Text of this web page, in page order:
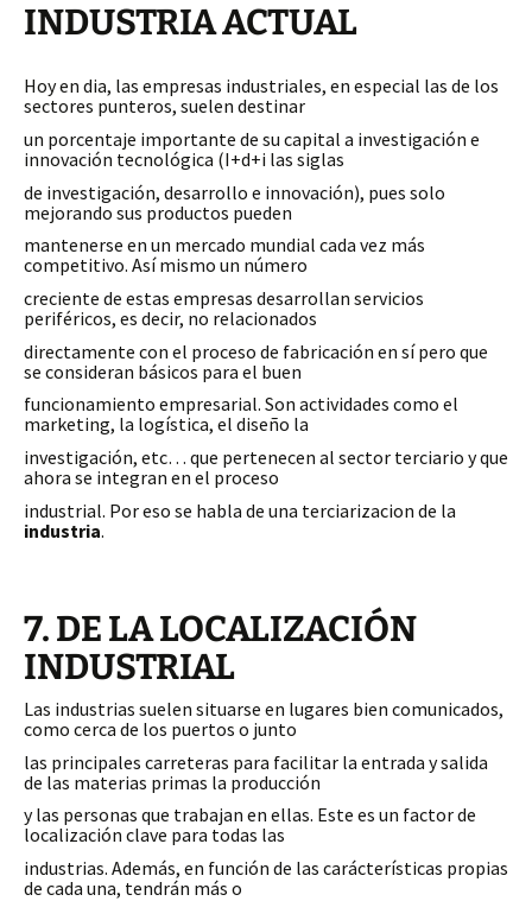
INDUSTRIA ACTUAL
Hoy en dia, las empresas industriales, en especial las de los
sectores punteros, suelen destinar
un porcentaje importante de su capital a investigación e
innovación tecnológica (I+d+i las siglas
de investigación, desarrollo e innovación), pues solo
mejorando sus productos pueden
mantenerse en un mercado mundial cada vez más
competitivo. Así mismo un número
creciente de estas empresas desarrollan servicios
periféricos, es decir, no relacionados
directamente con el proceso de fabricación en sí pero que
se consideran básicos para el buen
funcionamiento empresarial. Son actividades como el
marketing, la logística, el diseño la
investigación, etc… que pertenecen al sector terciario y que
ahora se integran en el proceso
industrial. Por eso se habla de una terciarizacion de la
industria.
7. DE LA LOCALIZACIÓN
INDUSTRIAL
Las industrias suelen situarse en lugares bien comunicados,
como cerca de los puertos o junto
las principales carreteras para facilitar la entrada y salida
de las materias primas la producción
y las personas que trabajan en ellas. Este es un factor de
localización clave para todas las
industrias. Además, en función de las carácterísticas propias
de cada una, tendrán más o